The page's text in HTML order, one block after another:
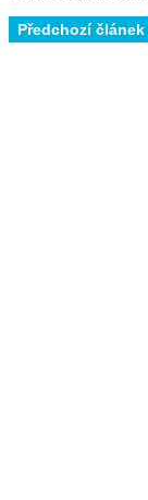
Předchozí článek